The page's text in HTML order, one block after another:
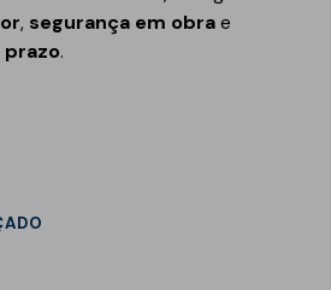
, segurança em obrae
prazo.